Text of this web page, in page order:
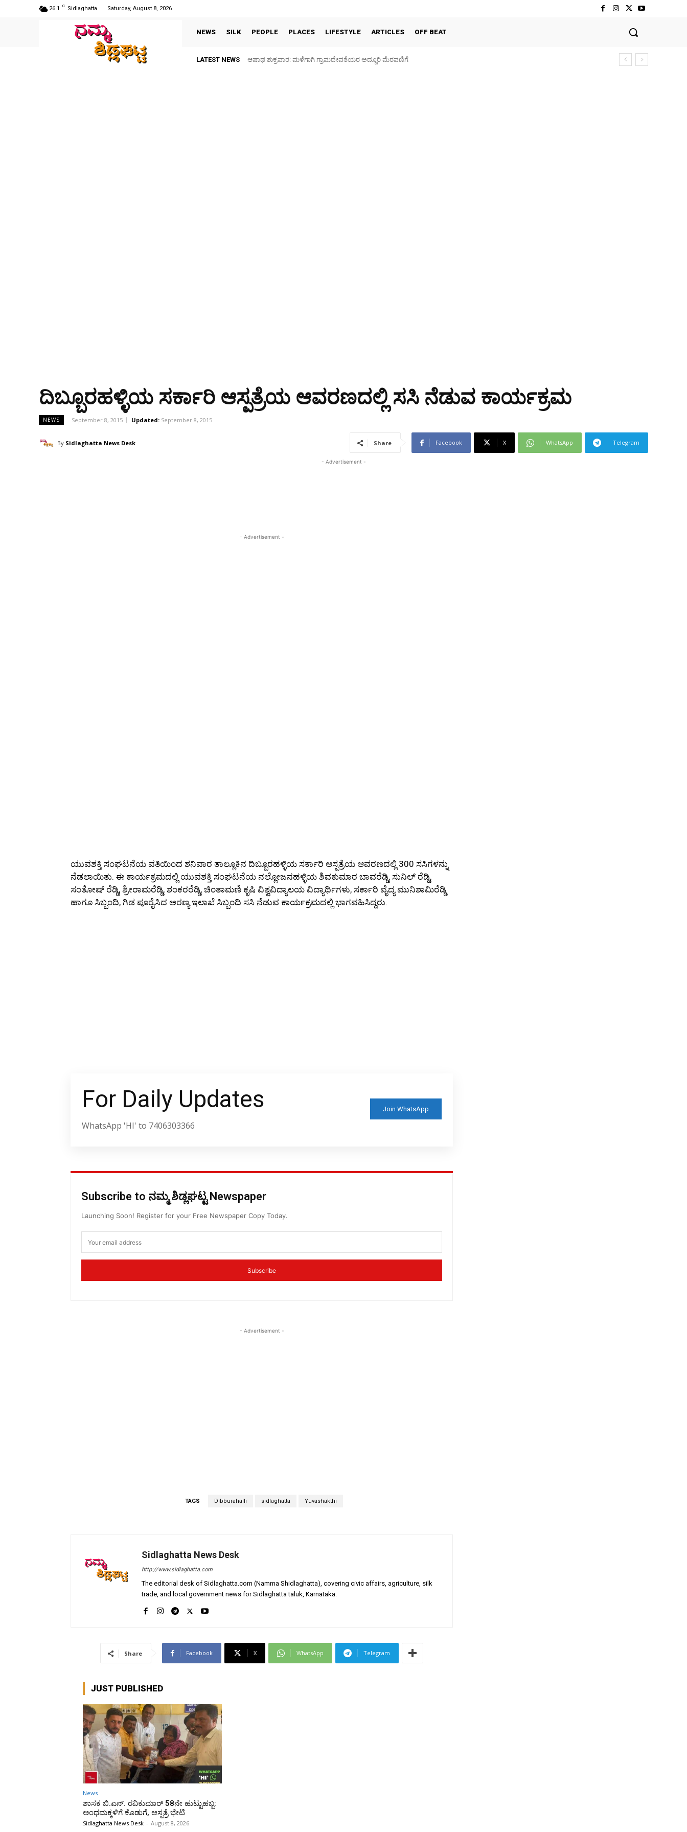
26.1 C Sidlaghatta Saturday, August 8, 2026
NEWS SILK PEOPLE PLACES LIFESTYLE ARTICLES OFF BEAT
LATEST NEWS ಆಷಾಢ ಶುಕ್ರವಾರ: ಮಳೆಗಾಗಿ ಗ್ರಾಮದೇವತೆಯರ ಅದ್ದೂರಿ ಮೆರವಣಿಗೆ
ದಿಬ್ಬೂರಹಳ್ಳಿಯ ಸರ್ಕಾರಿ ಆಸ್ಪತ್ರೆಯ ಆವರಣದಲ್ಲಿ ಸಸಿ ನೆಡುವ ಕಾರ್ಯಕ್ರಮ
NEWS September 8, 2015 Updated: September 8, 2015
By Sidlaghatta News Desk Share Facebook X WhatsApp Telegram
- Advertisement -
- Advertisement -
ಯುವಶಕ್ತಿ ಸಂಘಟನೆಯ ವತಿಯಿಂದ ಶನಿವಾರ ತಾಲ್ಲೂಕಿನ ದಿಬ್ಬೂರಹಳ್ಳಿಯ ಸರ್ಕಾರಿ ಆಸ್ಪತ್ರೆಯ ಆವರಣದಲ್ಲಿ 300 ಸಸಿಗಳನ್ನು
ನೆಡಲಾಯಿತು. ಈ ಕಾರ್ಯಕ್ರಮದಲ್ಲಿ ಯುವಶಕ್ತಿ ಸಂಘಟನೆಯ ನಲ್ಲೋಜನಹಳ್ಳಿಯ ಶಿವಕುಮಾರ ಬಾವರೆಡ್ಡಿ, ಸುನಿಲ್ ರೆಡ್ಡಿ,
ಸಂತೋಷ್ ರೆಡ್ಡಿ, ಶ್ರೀರಾಮರೆಡ್ಡಿ, ಶಂಕರರೆಡ್ಡಿ, ಚಿಂತಾಮಣಿ ಕೃಷಿ ವಿಶ್ವವಿದ್ಯಾಲಯ ವಿದ್ಯಾರ್ಥಿಗಳು, ಸರ್ಕಾರಿ ವೈದ್ಯ ಮುನಿಶಾಮಿರೆಡ್ಡಿ
ಹಾಗೂ ಸಿಬ್ಬಂದಿ, ಗಿಡ ಪೂರೈಸಿದ ಅರಣ್ಯ ಇಲಾಖೆ ಸಿಬ್ಬಂದಿ ಸಸಿ ನೆಡುವ ಕಾರ್ಯಕ್ರಮದಲ್ಲಿ ಭಾಗವಹಿಸಿದ್ದರು.
For Daily Updates
WhatsApp 'HI' to 7406303366
Join WhatsApp
Subscribe to ನಮ್ಮ ಶಿಡ್ಲಘಟ್ಟ Newspaper
Launching Soon! Register for your Free Newspaper Copy Today.
Subscribe
- Advertisement -
TAGS Dibburahalli sidlaghatta Yuvashakthi
Sidlaghatta News Desk
http://www.sidlaghatta.com
The editorial desk of Sidlaghatta.com (Namma Shidlaghatta), covering civic affairs, agriculture, silk
trade, and local government news for Sidlaghatta taluk, Karnataka.
Share Facebook X WhatsApp Telegram
JUST PUBLISHED
News
ಶಾಸಕ ಬಿ.ಎನ್. ರವಿಕುಮಾರ್ 58ನೇ ಹುಟ್ಟುಹಬ್ಬ:
ಅಂಧಮಕ್ಕಳಿಗೆ ಕೊಡುಗೆ, ಆಸ್ಪತ್ರೆ ಭೇಟಿ
Sidlaghatta News Desk - August 8, 2026